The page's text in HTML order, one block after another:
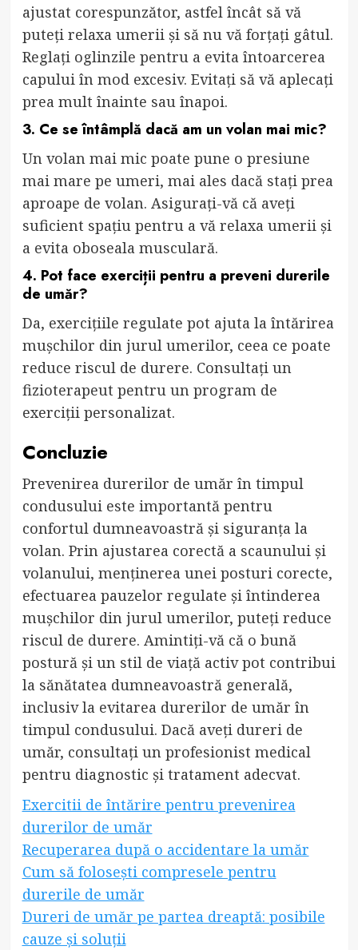
ajustat corespunzător, astfel încât să vă
puteți relaxa umerii și să nu vă forțați gâtul.
Reglați oglinzile pentru a evita întoarcerea
capului în mod excesiv. Evitați să vă aplecați
prea mult înainte sau înapoi.
3. Ce se întâmplă dacă am un volan mai mic?
Un volan mai mic poate pune o presiune
mai mare pe umeri, mai ales dacă stați prea
aproape de volan. Asigurați-vă că aveți
suficient spațiu pentru a vă relaxa umerii și
a evita oboseala musculară.
4. Pot face exerciții pentru a preveni durerile
de umăr?
Da, exercițiile regulate pot ajuta la întărirea
mușchilor din jurul umerilor, ceea ce poate
reduce riscul de durere. Consultați un
fizioterapeut pentru un program de
exerciții personalizat.
Concluzie
Prevenirea durerilor de umăr în timpul
condusului este importantă pentru
confortul dumneavoastră și siguranța la
volan. Prin ajustarea corectă a scaunului și
volanului, menținerea unei posturi corecte,
efectuarea pauzelor regulate și întinderea
mușchilor din jurul umerilor, puteți reduce
riscul de durere. Amintiți-vă că o bună
postură și un stil de viață activ pot contribui
la sănătatea dumneavoastră generală,
inclusiv la evitarea durerilor de umăr în
timpul condusului. Dacă aveți dureri de
umăr, consultați un profesionist medical
pentru diagnostic și tratament adecvat.
Exercitii de întărire pentru prevenirea
durerilor de umăr
Recuperarea după o accidentare la umăr
Cum să folosești compresele pentru
durerile de umăr
Dureri de umăr pe partea dreaptă: posibile
cauze și soluții